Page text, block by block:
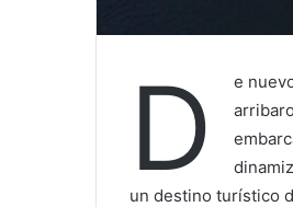
D
e
un destino turístico